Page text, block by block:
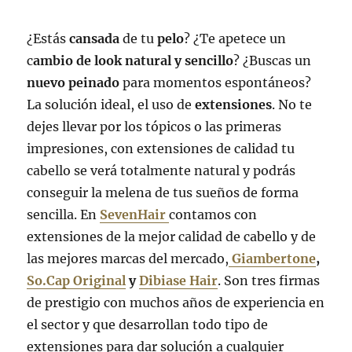
¿Estáscansada de tupelo? ¿Te apetece un
cambio de look natural y sencillo? ¿Buscas un
nuevo peinado para momentos espontáneos?
La solución ideal, el uso deextensiones. No te
dejes llevar por los tópicos o las primeras
impresiones, con extensiones de calidad tu
cabello se verá totalmente natural y podrás
conseguir la melena de tus sueños de forma
sencilla. En SevenHair contamos con
extensiones de la mejor calidad de cabello y de
las mejores marcas del mercado, Giambertone,
So.Cap Original yDibiase Hair. Son tres firmas
de prestigio con muchos años de experiencia en
el sector y que desarrollan todo tipo de
extensiones para dar solución a cualquier